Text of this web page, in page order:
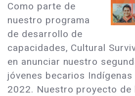
Como parte de
nuestro programa
de desarrollo de
capacidades, Cultural
en anunciar nuestro
jóvenes becarios
2022. Nuestro proyecto de